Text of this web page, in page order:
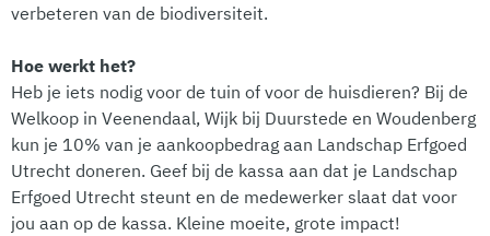
verbeteren van de biodiversiteit.
Hoe werkt het?
Heb je iets nodig voor de tuin of voor de huisdieren? Bij de
Welkoop in Veenendaal, Wijk bij Duurstede en Woudenberg
kun je 10% van je aankoopbedrag aan Landschap Erfgoed
Utrecht doneren. Geef bij de kassa aan dat je Landschap
Erfgoed Utrecht steunt en de medewerker slaat dat voor
jou aan op de kassa. Kleine moeite, grote impact!